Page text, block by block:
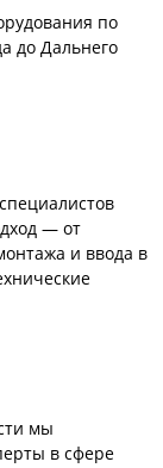
по
до Дальнего
— от
и ввода в
мы
в сфере